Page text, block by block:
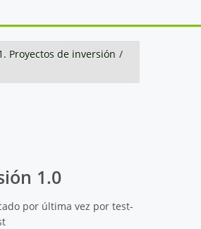
Proyectos de inversión /
1.0
por última vez por test-